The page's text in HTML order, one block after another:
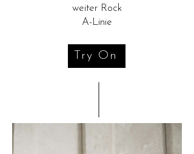
weiter Rock
A-Linie
Try On